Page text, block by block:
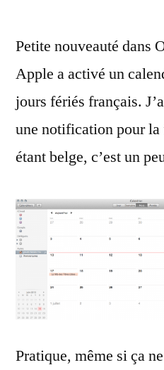
un
des
jours
dans
iCloud
Petite nouveauté dans
Apple a activé un
jours fériés français.
une notification pour la
étant belge, c’est un
Pratique, même si ça